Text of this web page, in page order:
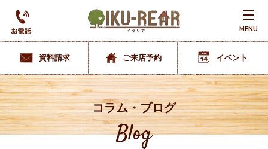
MENU
資料請求 ご来店予約 イベント
コラム・ブログ
Blog